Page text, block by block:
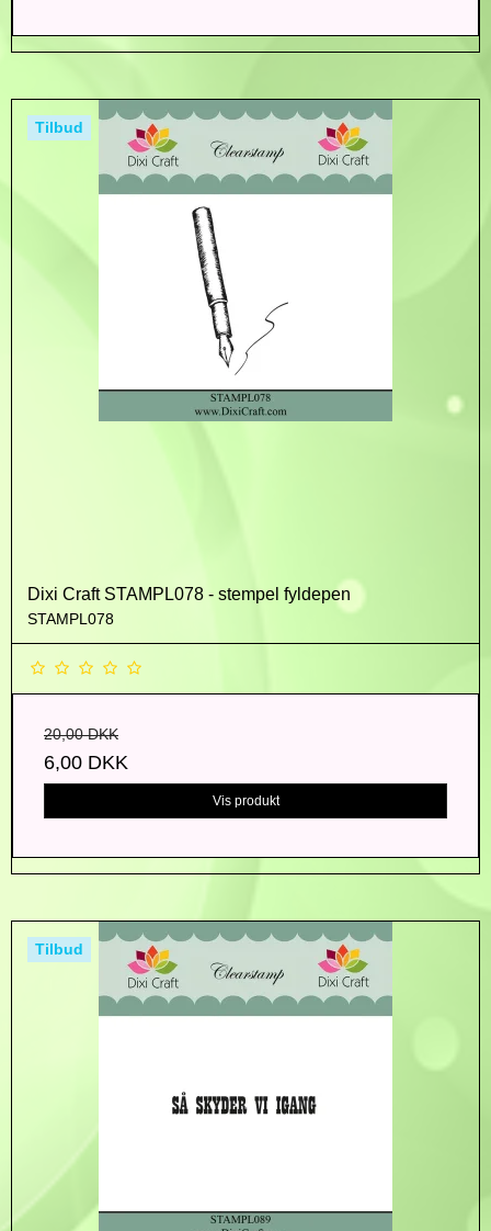
Tilbud
Dixi Craft STAMPL078 - stempel fyldepen
STAMPL078
20,00 DKK
6,00 DKK
Vis produkt
Tilbud